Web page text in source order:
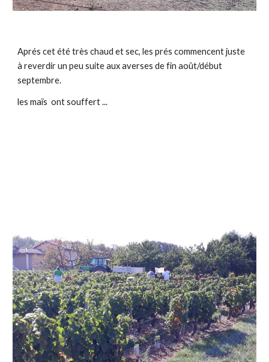
Aprés cet été très chaud et sec, les prés commencent juste
à reverdir un peu suite aux averses de fin août/début
septembre.
les maïs  ont souffert ...